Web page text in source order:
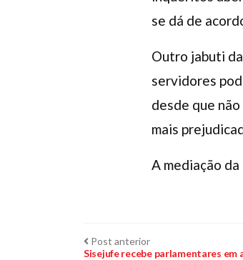
se dá de
Outro jabuti
servidores
desde que
mais
A mediação
Navegação
Post anteriorPost
anterior:
Sisejufe recebe parlamentares